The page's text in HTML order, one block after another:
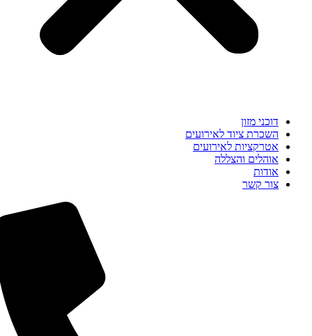
דוכני מזון
השכרת ציוד לאירועים
אטרקציות לאירועים
אוהלים והצללה
אודות
צור קשר